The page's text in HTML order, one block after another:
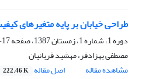
طراحی خیابان بر پایه متغیرهای
دوره 1، شماره 1، زمستان 1387، صفحه
17-27
مصطفی بهزادفر، مهشید قربانیان
مشاهده مقاله
اصل مقاله 222.46 K